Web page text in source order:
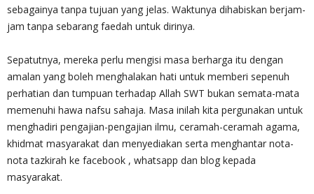
sebagainya tanpa tujuan yang jelas. Waktunya dihabiskan berjam-
jam tanpa sebarang faedah untuk dirinya.
Sepatutnya, mereka perlu mengisi masa berharga itu dengan
amalan yang boleh menghalakan hati untuk memberi sepenuh
perhatian dan tumpuan terhadap Allah SWT bukan semata-mata
memenuhi hawa nafsu sahaja. Masa inilah kita pergunakan untuk
menghadiri pengajian-pengajian ilmu, ceramah-ceramah agama,
khidmat masyarakat dan menyediakan serta menghantar nota-
nota tazkirah ke facebook , whatsapp dan blog kepada
masyarakat.